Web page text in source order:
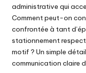
administrative qui
Comment peut-on
confrontée à tant
stationnement
motif ? Un simple
communication claire